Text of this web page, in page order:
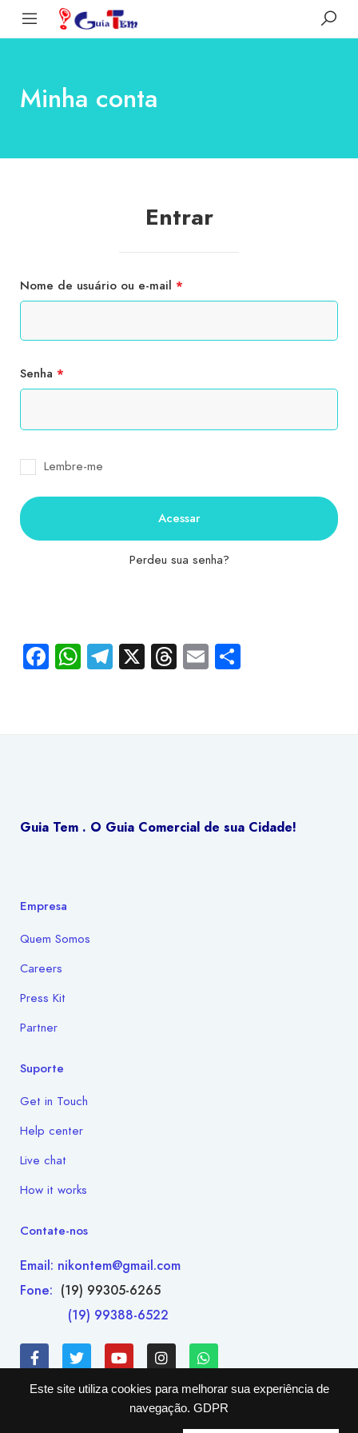
Este site utiliza cookies para melhorar sua experiência de
navegação. GDPR
Minha conta
Entrar
Nome de usuário ou e-mail *
Senha *
Lembre-me
Acessar
Perdeu sua senha?
Facebook
WhatsApp
Telegram
X Threads
Email
Guia Tem . O Guia Comercial de sua Cidade!
Empresa
Quem Somos
Careers
Press Kit
Partner
Suporte
Get in Touch
Help center
Live chat
How it works
Contate-nos
Email: nikontem@gmail.com
Fone: (19) 99305-6265
(19) 99388-6522